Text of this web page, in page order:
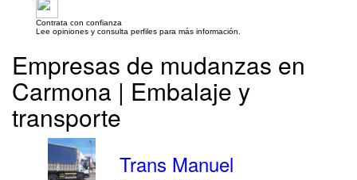
Contrata con confianza
Lee opiniones y consulta perfiles para más información.
Empresas de mudanzas en
Carmona | Embalaje y
transporte
Trans Manuel